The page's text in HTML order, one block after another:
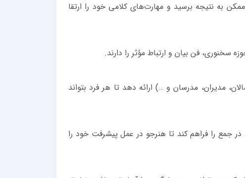
به نتیجه برسید و مهارت‌های کلامی خود را ارتقا
سخنوری، فن بیان و ارتباط مؤثر را دارند.
مدیران، مدرسان و …) ارائه دهد تا هر فرد بتواند
جمع را فراهم کند تا هنرجو در عمل پیشرفت خود را